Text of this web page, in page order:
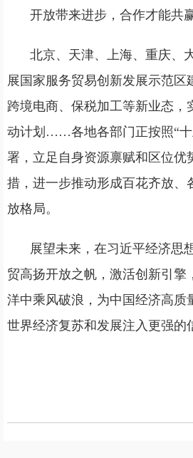
开放带来进步，合作才能共赢
北京、天津、上海、重庆、
展国家服务贸易创新发展示范区
跨境电商、保税加工等新业态，
动计划……各地各部门正按照“十
署，立足自身资源禀赋和区位优
措，进一步推动形成百花齐放、
放格局。
展望未来，在习近平经济思
贸高扬开放之帆，激活创新引擎
洋中乘风破浪，为中国经济高质
世界经济复苏和发展注入更强的